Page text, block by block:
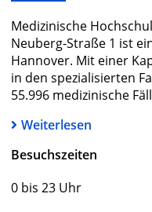
Medizinische
Neuberg-Straße 1 ist
Hannover. Mit einer
in den spezialisierten
55.996 medizinische
Weiterlesen
Besuchszeiten
0 bis 23 Uhr